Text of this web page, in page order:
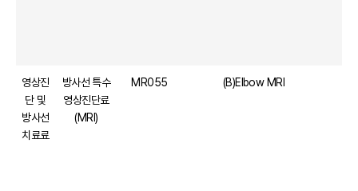
영상진
단 및
방사선
치료료
방사선 특수
영상진단료
(MRI)
MR055 (B)Elbow MRI